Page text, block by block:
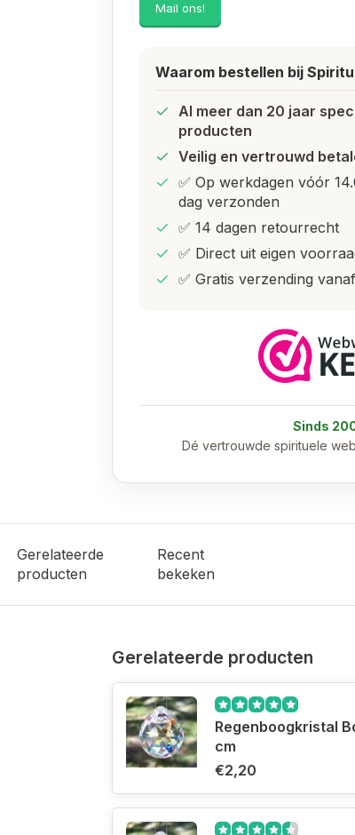
Mail ons!
Waarom bestellen bij
Al meer dan 20 jaar
producten
Veilig en vertrouwd
✅ Op werkdagen vóór
dag verzonden
✅ 14 dagen retourrecht
✅ Direct uit eigen
✅ Gratis verzending
Sinds
Dé vertrouwde spirituele
Gerelateerde
producten
Recent
bekeken
Gerelateerde producten
Regenboogkristal
cm
€2,20